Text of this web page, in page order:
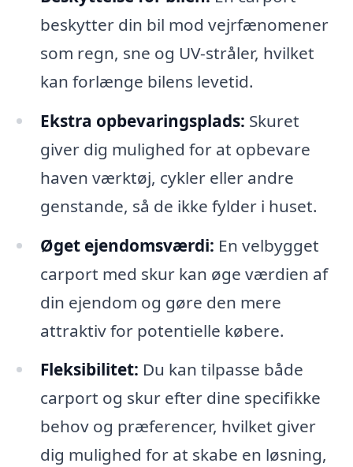
beskytter din bil mod vejrfænomener
som regn, sne og UV-stråler, hvilket
kan forlænge bilens levetid.
Ekstra opbevaringsplads: Skuret
giver dig mulighed for at opbevare
haven værktøj, cykler eller andre
genstande, så de ikke fylder i huset.
Øget ejendomsværdi: En velbygget
carport med skur kan øge værdien af
din ejendom og gøre den mere
attraktiv for potentielle købere.
Fleksibilitet: Du kan tilpasse både
carport og skur efter dine specifikke
behov og præferencer, hvilket giver
dig mulighed for at skabe en løsning,